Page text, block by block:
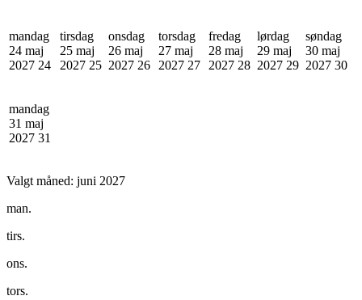
mandag
24 maj
2027 24
tirsdag
25 maj
2027 25
onsdag
26 maj
2027 26
torsdag
27 maj
2027 27
fredag
28 maj
2027 28
lørdag
29 maj
2027 29
søndag
30 maj
2027 30
mandag
31 maj
2027 31
Valgt måned: juni 2027
man.
tirs.
ons.
tors.